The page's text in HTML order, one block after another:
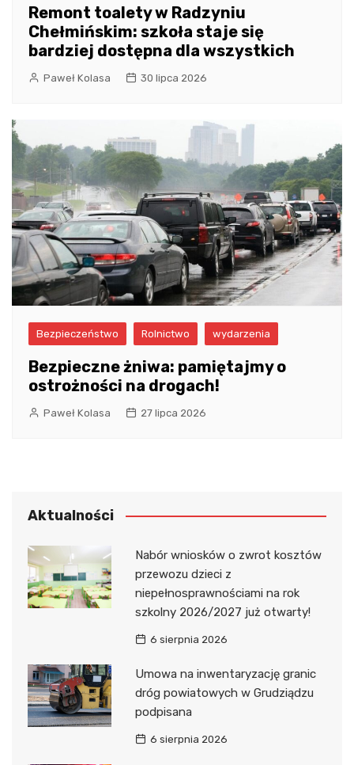
Remont toalety w Radzyniu
Chełmińskim: szkoła staje się
bardziej dostępna dla wszystkich
Paweł Kolasa 30 lipca 2026
Bezpieczeństwo Rolnictwo wydarzenia
Bezpieczne żniwa: pamiętajmy o
ostrożności na drogach!
Paweł Kolasa 27 lipca 2026
Aktualności
Nabór wniosków o zwrot kosztów
przewozu dzieci z
niepełnosprawnościami na rok
szkolny 2026/2027 już otwarty!
6 sierpnia 2026
Umowa na inwentaryzację granic
dróg powiatowych w Grudziądzu
podpisana
6 sierpnia 2026